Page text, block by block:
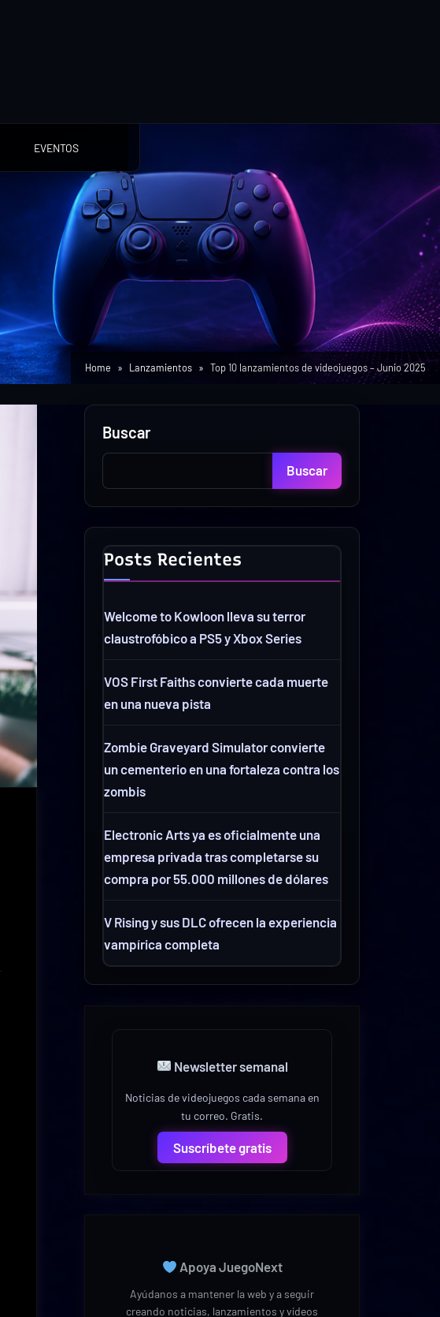
EVENTOS
Home Lanzamientos Top 10 lanzamientos de videojuegos – Junio 2025
Buscar
Buscar
Posts Recientes
Welcome to Kowloon lleva su terror
claustrofóbico a PS5 y Xbox Series
VOS First Faiths convierte cada muerte
en una nueva pista
Zombie Graveyard Simulator convierte
un cementerio en una fortaleza contra los
zombis
Electronic Arts ya es oficialmente una
empresa privada tras completarse su
compra por 55.000 millones de dólares
V Rising y sus DLC ofrecen la experiencia
vampírica completa
Newsletter semanal
Noticias de videojuegos cada semana en
tu correo. Gratis.
Suscríbete gratis
Apoya JuegoNext
Ayúdanos a mantener la web y a seguir
creando noticias, lanzamientos y vídeos